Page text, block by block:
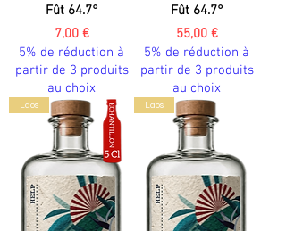
Fût 64.7°
Prix
7,00 €
5% de réduction à
partir de 3 produits
au choix
Fût 64.7°
Prix
55,00 €
5% de réduction à
partir de 3 produits
au choix
Laos Laos